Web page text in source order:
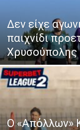
Δεν είχε
παιχνίδι
Χρυσούπολης
Ο «Απόλλων»